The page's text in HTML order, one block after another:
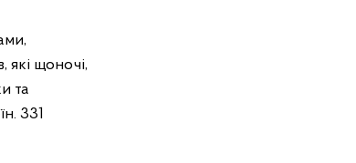
які щоночі,
та
331